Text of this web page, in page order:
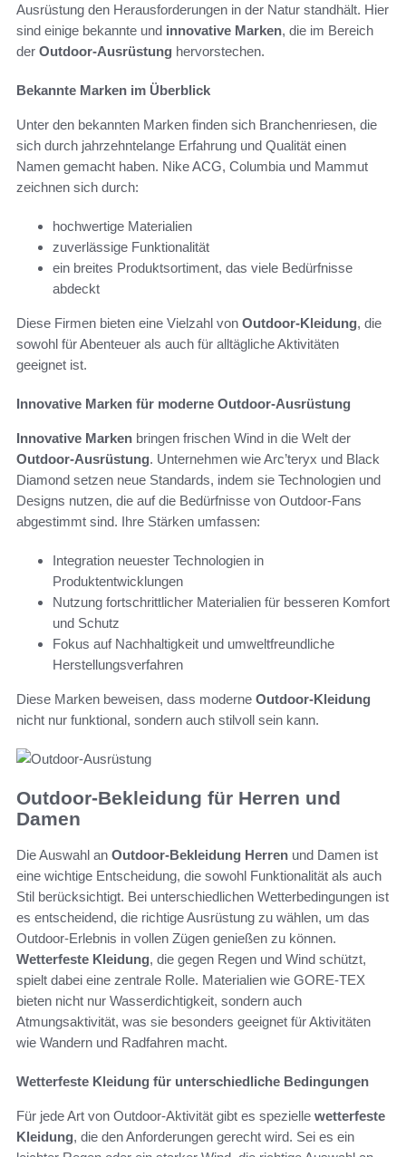
Ausrüstung den Herausforderungen in der Natur standhält. Hier
sind einige bekannte und innovative Marken, die im Bereich
der Outdoor-Ausrüstung hervorstechen.
Bekannte Marken im Überblick
Unter den bekannten Marken finden sich Branchenriesen, die
sich durch jahrzehntelange Erfahrung und Qualität einen
Namen gemacht haben. Nike ACG, Columbia und Mammut
zeichnen sich durch:
hochwertige Materialien
zuverlässige Funktionalität
ein breites Produktsortiment, das viele Bedürfnisse
abdeckt
Diese Firmen bieten eine Vielzahl von Outdoor-Kleidung, die
sowohl für Abenteuer als auch für alltägliche Aktivitäten
geeignet ist.
Innovative Marken für moderne Outdoor-Ausrüstung
Innovative Marken bringen frischen Wind in die Welt der
Outdoor-Ausrüstung. Unternehmen wie Arc’teryx und Black
Diamond setzen neue Standards, indem sie Technologien und
Designs nutzen, die auf die Bedürfnisse von Outdoor-Fans
abgestimmt sind. Ihre Stärken umfassen:
Integration neuester Technologien in
Produktentwicklungen
Nutzung fortschrittlicher Materialien für besseren Komfort
und Schutz
Fokus auf Nachhaltigkeit und umweltfreundliche
Herstellungsverfahren
Diese Marken beweisen, dass moderne Outdoor-Kleidung
nicht nur funktional, sondern auch stilvoll sein kann.
Outdoor-Bekleidung für Herren und
Damen
Die Auswahl an Outdoor-Bekleidung Herren und Damen ist
eine wichtige Entscheidung, die sowohl Funktionalität als auch
Stil berücksichtigt. Bei unterschiedlichen Wetterbedingungen ist
es entscheidend, die richtige Ausrüstung zu wählen, um das
Outdoor-Erlebnis in vollen Zügen genießen zu können.
Wetterfeste Kleidung, die gegen Regen und Wind schützt,
spielt dabei eine zentrale Rolle. Materialien wie GORE-TEX
bieten nicht nur Wasserdichtigkeit, sondern auch
Atmungsaktivität, was sie besonders geeignet für Aktivitäten
wie Wandern und Radfahren macht.
Wetterfeste Kleidung für unterschiedliche Bedingungen
Für jede Art von Outdoor-Aktivität gibt es spezielle wetterfeste
Kleidung, die den Anforderungen gerecht wird. Sei es ein